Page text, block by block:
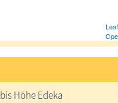
Höhe Edeka